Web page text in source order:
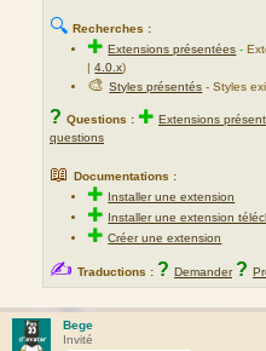
🔍 Recherches :
✚Extensions présentées -
|4.0.x)
🎨Styles présentés - Styles
? Questions : ✚ Extensions
questions
📖 Documentations :
✚ Installer une extension
✚ Installer une extension
✚Créer une extension
✍ Traductions : ? Demander ?
Bege
Invité